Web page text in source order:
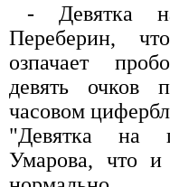
- Девятка
Переберин,
озпачает
девять очков
часовом
"Девятка на
Умарова, что и